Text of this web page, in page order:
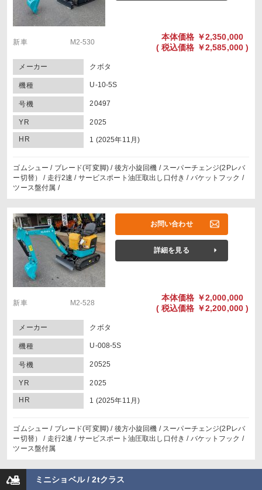
新車 M2-530
本体価格 ￥2,350,000
( 税込価格 ￥2,585,000 )
メーカー クボタ
機種 U-10-5S
号機 20497
YR 2025
HR 1 (2025年11月)
ゴムシュー / ブレード(可変脚) / 後方小旋回機 / スーパーチェンジ(2Pレバ
ー切替） / 走行2速 / サービスポート油圧取出し口付き / バケットフック /
ツース盤付属 /
お問い合わせ
詳細を見る
新車 M2-528
本体価格 ￥2,000,000
( 税込価格 ￥2,200,000 )
メーカー クボタ
機種 U-008-5S
号機 20525
YR 2025
HR 1 (2025年11月)
ゴムシュー / ブレード(可変脚) / 後方小旋回機 / スーパーチェンジ(2Pレバ
ー切替） / 走行2速 / サービスポート油圧取出し口付き / バケットフック /
ツース盤付属
ミニショベル / 2tクラス